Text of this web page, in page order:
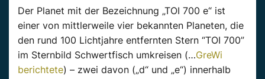
Der Planet mit der Bezeichnung „TOI 700 e“ ist
einer von mittlerweile vier bekannten Planeten, die
den rund 100 Lichtjahre entfernten Stern “TOI 700”
im Sternbild Schwertfisch umkreisen (…GreWi
berichtete) – zwei davon („d“ und „e“) innerhalb